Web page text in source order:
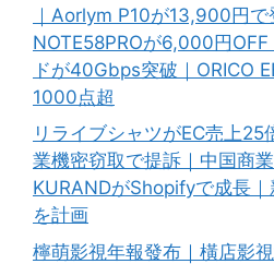
｜Aorlym P10が13,900円で
NOTE58PROが6,000円
ドが40Gbps突破｜ORICO
1000点超
リライブシャツがEC売上
業機密窃取で提訴｜中国商
KURANDがShopifyで成長
を計画
檸萌影視年報發布｜橫店影